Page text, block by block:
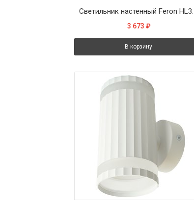
Светильник
3 673 ₽
В корзину